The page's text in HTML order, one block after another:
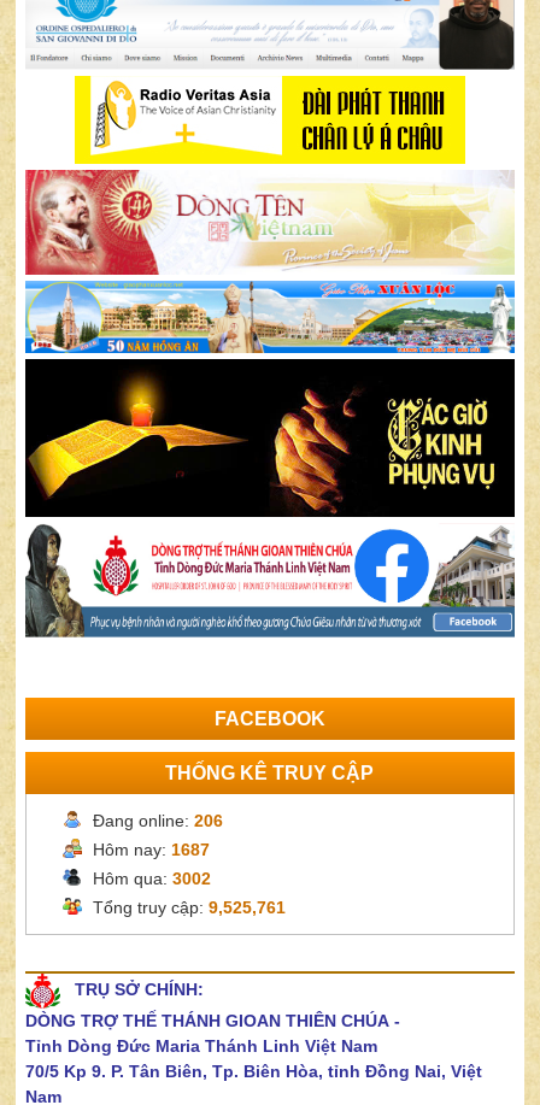
FACEBOOK
THỐNG KÊ TRUY CẬP
Đang online:206
Hôm nay:1687
Hôm qua:3002
Tổng truy cập:9,525,761
TRỤ SỞ CHÍNH:
DÒNG TRỢ THẾ THÁNH GIOAN THIÊN CHÚA -
Tỉnh Dòng Đức Maria Thánh Linh Việt Nam
70/5 Kp 9. P. Tân Biên, Tp. Biên Hòa, tỉnh Đồng Nai, Việt
Nam